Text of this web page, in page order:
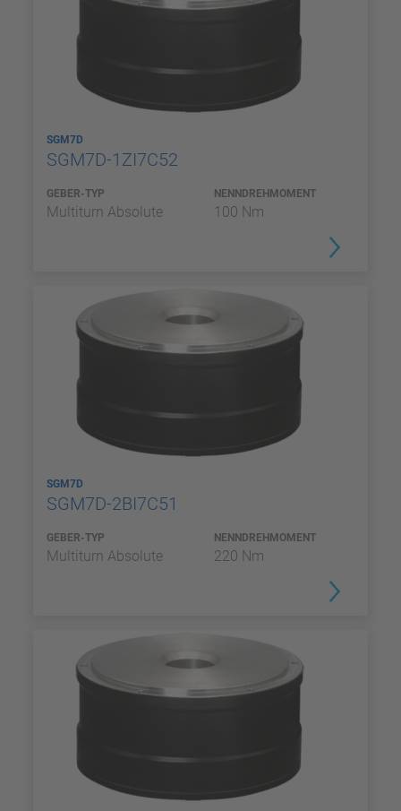
SGM7D
SGM7D-1ZI7C52
GEBER-TYP
Multiturn Absolute
NENNDREHMOMENT
100 Nm
SGM7D
SGM7D-2BI7C51
GEBER-TYP
Multiturn Absolute
NENNDREHMOMENT
220 Nm